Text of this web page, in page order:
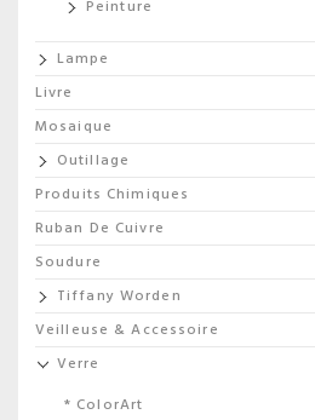
Peinture
Lampe
Livre
Mosaique
Outillage
Produits Chimiques
Ruban De Cuivre
Soudure
Tiffany Worden
Veilleuse & Accessoire
Verre
* ColorArt